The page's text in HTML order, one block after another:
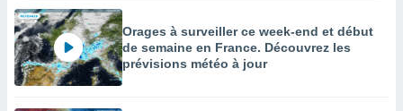
Orages à surveiller ce week-end et début
de semaine en France. Découvrez les
prévisions météo à jour